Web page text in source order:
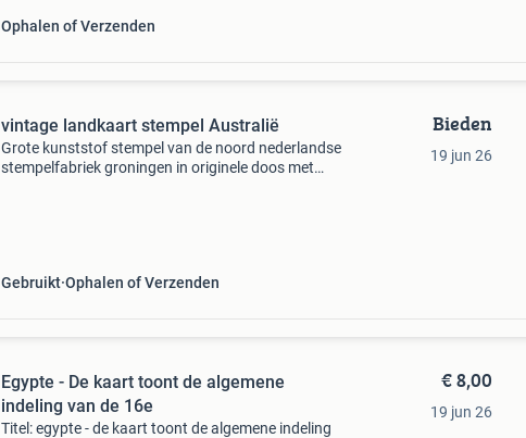
Ophalen of Verzenden
vintage landkaart stempel Australië
Grote kunststof stempel van de noord nederlandse
stempelfabriek groningen in originele doos met
Gebruikt Ophalen of Verzenden
Bieden
19 jun 26
Egypte - De kaart toont de algemene
indeling van de 16e
Titel: egypte - de kaart toont de algemene indeling
€ 8,00
19 jun 26